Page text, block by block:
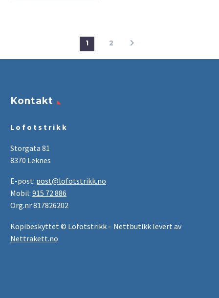
1 2
Kontakt
L o f o t s t r i k k
Storgata 81
8370 Leknes
E-post: post@lofotstrikk.no
Mobil: 915 72 886
Org.nr 817826202
Kopibeskyttet © Lofotstrikk – Nettbutikk levert av
Nettrakett.no